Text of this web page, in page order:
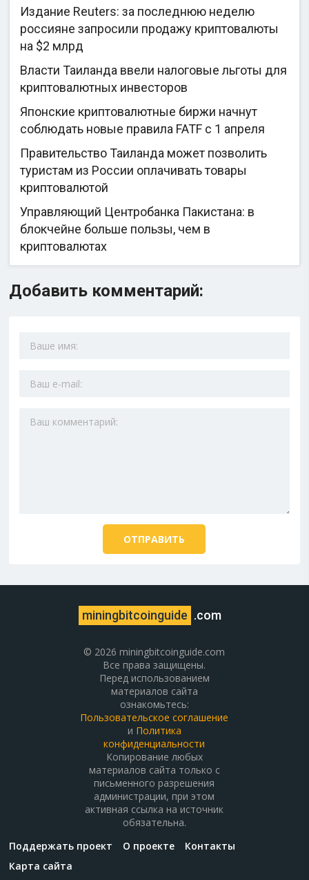
Издание Reuters: за последнюю неделю
россияне запросили продажу криптовалюты
на $2 млрд
Власти Таиланда ввели налоговые льготы для
криптовалютных инвесторов
Японские криптовалютные биржи начнут
соблюдать новые правила FATF с 1 апреля
Правительство Таиланда может позволить
туристам из России оплачивать товары
криптовалютой
Управляющий Центробанка Пакистана: в
блокчейне больше пользы, чем в
криптовалютах
Добавить комментарий:
miningbitcoinguide .com
© 2026 miningbitcoinguide.com
Все права защищены.
Перед использованием
материалов сайта
ознакомьтесь:
Пользовательское соглашение
и Политика
конфиденциальности
Копирование любых
материалов сайта только с
письменного разрешения
администрации, при этом
активная ссылка на источник
обязательна.
Поддержать проект
О проекте
Контакты
Карта сайта